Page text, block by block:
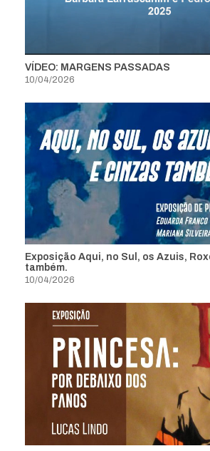
VÍDEO: MARGENS PASSADAS
10/04/2026
Exposição Aqui, no Sul, os Azuis,
também.
10/04/2026